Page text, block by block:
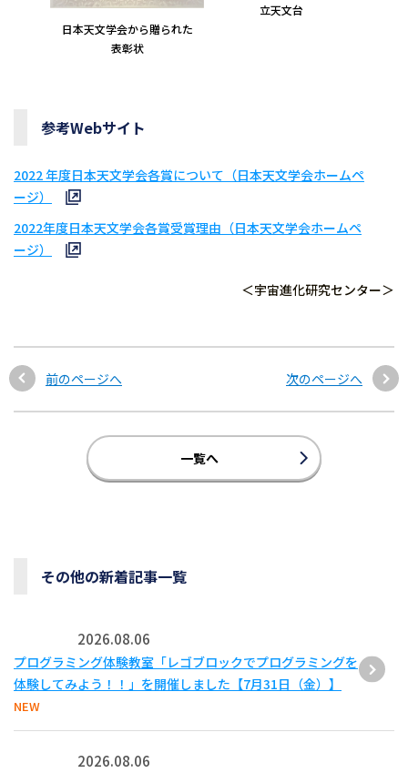
日本天文学会から贈られた
表彰状
立天文台
参考Webサイト
2022 年度日本天文学会各賞について（日本天文学会ホームペ
ージ）
2022年度日本天文学会各賞受賞理由（日本天文学会ホームペ
ージ）
＜宇宙進化研究センター＞
前のページへ 次のページへ
一覧へ
その他の新着記事一覧
2026.08.06
プログラミング体験教室「レゴブロックでプログラミングを
体験してみよう！！」を開催しました【7月31日（金）】
NEW
2026.08.06